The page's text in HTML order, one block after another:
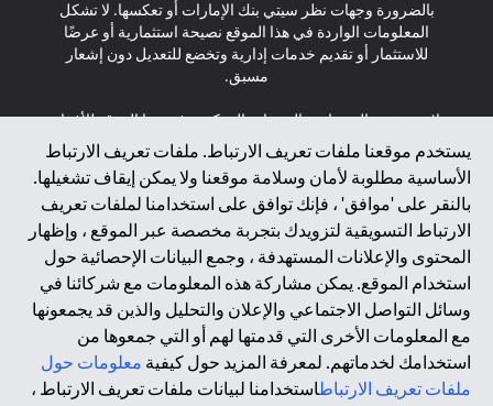
يستخدم موقعنا ملفات تعريف الارتباط. ملفات تعريف الارتباط
الأساسية مطلوبة لأمان وسلامة موقعنا ولا يمكن إيقاف تشغيلها.
بالنقر على 'موافق' ، فإنك توافق على استخدامنا لملفات تعريف
الارتباط التسويقية لتزويدك بتجربة مخصصة عبر الموقع ، وإظهار
المحتوى والإعلانات المستهدفة ، وجمع البيانات الإحصائية حول
استخدام الموقع. يمكن مشاركة هذه المعلومات مع شركائنا في
وسائل التواصل الاجتماعي والإعلان والتحليل والذين قد يجمعونها
مع المعلومات الأخرى التي قدمتها لهم أو التي جمعوها من
استخدامك لخدماتهم. لمعرفة المزيد حول كيفية معلومات حول
ملفات تعريف الارتباطاستخدامنا لبيانات ملفات تعريف الارتباط ،
بالضرورة وجهات نظر سيتي بنك الإمارات أو تعكسها. لا تشكل
المعلومات الواردة في هذا الموقع نصيحة استثمارية أو عرضًا
للاستثمار أو تقديم خدمات إدارية وتخضع للتعديل دون إشعار
مسبق.
لا يتم تقديم المنتجات والخدمات المذكورة في هذا الموقع للأفراد
المقيمين في الاتحاد الأوروبي أو المنطقة الاقتصادية الأوروبية أو
سويسرا أو غيرنسي أو جيرسي أو موناكو أو سان مارينو أو
الفاتيكان أو جزيرة مان أو المملكة المتحدة أو خصوصية البيانات
(لائحة حماية البيانات العامة \ قانون حماية البيانات الشخصية
العامة \ قانون خصوصية نيوزيلندا). المحتوى الموجود في هذه
الصفحة ليس ولا ينبغي تفسيره على أنه عرض أو دعوة أو دعوة
لشراء أو بيع أي من المنتجات والخدمات المذكورة هنا لمثل هؤلاء
الأفراد.
*GDPR – اللائحة العامة لحماية البيانات؛ * LGPD – Lei Geral de
Proteção de Dados Pessoais ; *NZPA – قانون الخصوصية
النيوزيلندي